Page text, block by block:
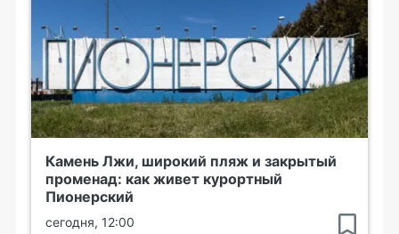
Камень Лжи, широкий пляж и закрытый
променад: как живет курортный
Пионерский
сегодня, 12:00